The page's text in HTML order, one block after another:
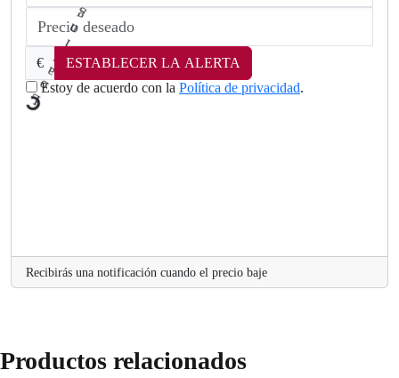
€
ESTABLECER LA ALERTA
Estoy de acuerdo con la Política de privacidad.
L
.
Recibirás una notificación cuando el precio baje
Productos relacionados